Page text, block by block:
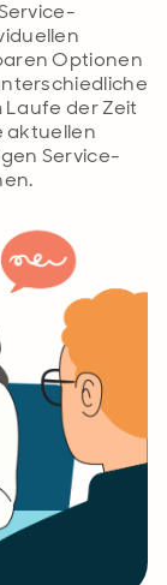
Optionen
der Zeit
aktuellen
Service-